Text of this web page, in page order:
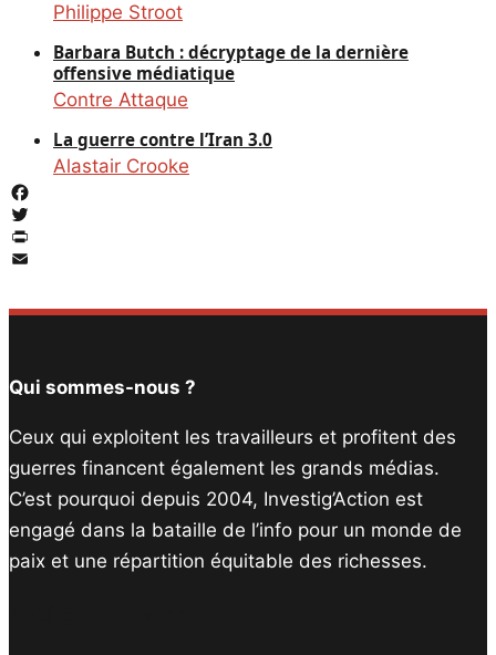
Philippe Stroot
Barbara Butch : décryptage de la dernière
offensive médiatique
Contre Attaque
La guerre contre l’Iran 3.0
Alastair Crooke
Facebook
Twitter
PrintFriendly
Qui sommes-nous ?
Ceux qui exploitent les travailleurs et profitent des
guerres financent également les grands médias.
C’est pourquoi depuis 2004, Investig’Action est
engagé dans la bataille de l’info pour un monde de
paix et une répartition équitable des richesses.